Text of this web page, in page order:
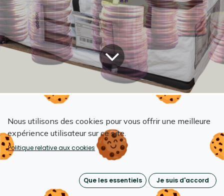
Comment booster la rentabilité et la compétitivité avec les emballages Loopipak ?
Dans un contexte où la durabilité et la réduction
des coûts sont devenues des priorités pour les
entreprises, la housse Loopipak se présente
Nous utilisons des cookies pour vous offrir une meilleure
expérience utilisateur sur ce site.
Politique relative aux cookies
Que les essentiels Je suis d'accord